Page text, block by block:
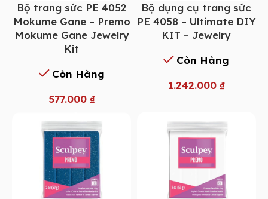
Bộ trang sức PE 4052
Mokume Gane – Premo
Mokume Gane Jewelry
Kit
Còn Hàng
577.000 ₫
Bộ dụng cụ trang sức
PE 4058 – Ultimate DIY
KIT – Jewelry
Còn Hàng
1.242.000 ₫